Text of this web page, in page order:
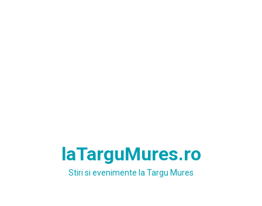
laTarguMures.ro
Stiri si evenimente la Targu Mures